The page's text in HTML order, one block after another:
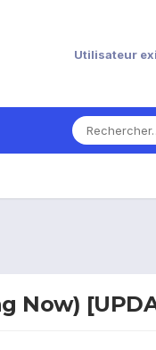
Utilisateur
Now)